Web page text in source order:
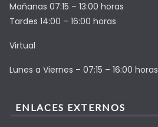
Mañanas 07:15 – 13:00 horas
Tardes 14:00 – 16:00 horas
Virtual
Lunes a Viernes – 07:15 – 16:00 horas
ENLACES EXTERNOS